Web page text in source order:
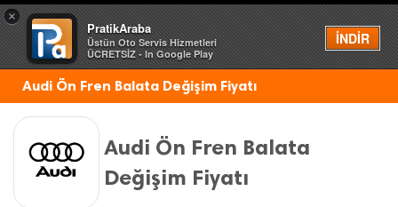
×
PratikAraba
Üstün Oto Servis Hizmetleri
ÜCRETSİZ - In Google Play
İNDİR
Menü
Audi Ön Fren Balata Değişim Fiyatı
Audi Ön Fren Balata
Değişim Fiyatı